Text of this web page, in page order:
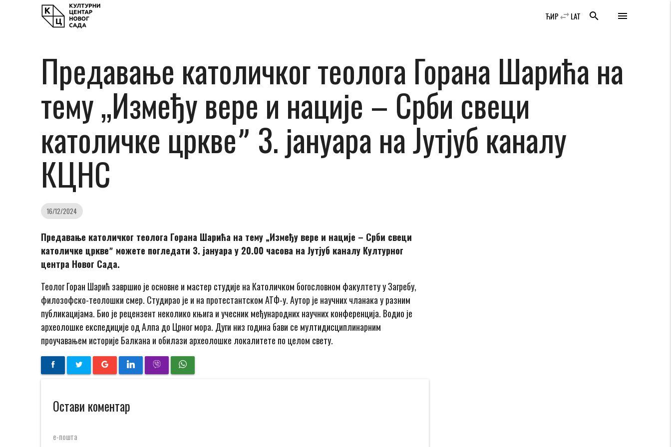
menu
search
LAT
swap_horiz
ЋИР
Предавање католичког теолога Горана Шарића на
тему „Између вере и нације – Срби свеци
католичке црквеˮ 3. јануара на Jутјуб каналу
КЦНС
16/12/2024
Предавање католичког теолога Горана Шарића на тему „Између вере и нације – Срби свеци
католичке црквеˮ можете погледати 3. јануара у 20.00 часова на Jутјуб каналу Културног
центра Новог Сада.
Теолог Горан Шарић завршио је основне и мастер студије на Католичком богословном факултету у Загребу,
филозофско-теолошки смер. Студирао је и на протестантском АТФ-у. Аутор је научних чланака у разним
публикацијама. Био је рецензент неколико књига и учесник међународних научних конференција. Водио је
археолошке експедиције од Алпа до Црног мора. Дуги низ година бави се мултидисциплинарним
проучавањем историје Балкана и обилази археолошке локалитете по целом свету.
Остави коментар
е-пошта